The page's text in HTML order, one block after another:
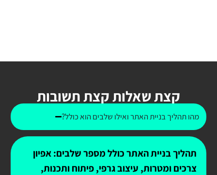
קצת שאלות קצת תשובות
מהו תהליך בניית האתר ואילו שלבים הוא כולל?
תהליך בניית האתר כולל מספר שלבים: אפיון
צרכים ומטרות, עיצוב גרפי, פיתוח ותכנות,